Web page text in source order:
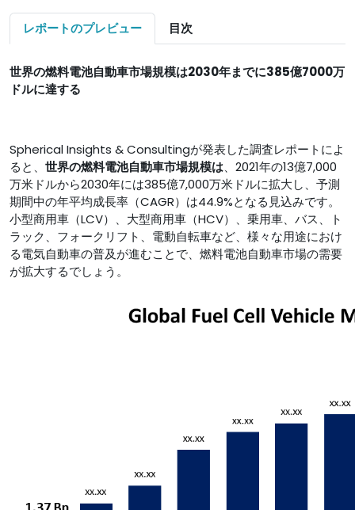
レポートのプレビュー 目次
世界の燃料電池自動車市場規模は2030年までに385億7000万
ドルに達する
Spherical Insights & Consultingが発表した調査レポートによ
ると、 世界の燃料電池自動車市場規模は、2021年の13億7,000
万米ドルから2030年には385億7,000万米ドルに拡大し、予測
期間中の年平均成長率（CAGR）は44.9%となる見込みです。
小型商用車（LCV）、大型商用車（HCV）、乗用車、バス、ト
ラック、フォークリフト、電動自転車など、様々な用途におけ
る電気自動車の普及が進むことで、燃料電池自動車市場の需要
が拡大するでしょう。